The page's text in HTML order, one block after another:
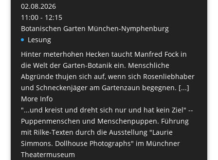
02.08.2026
11:00 - 12:15
Botanischen Garten München-Nymphenburg
Lesung
Hinter meterhohen Hecken taucht Manfred Fock in
die Welt der Garten-Botanik ein. Menschliche
Abgründe thujen sich auf, wenn sich Rosenliebhaber
und Schneckenjäger am Gartenzaun begegnen. [...]
More Info
"...und kreist und dreht sich nur und hat kein Ziel" --
Puppenmenschen und Menschenpuppen. Führung
mit Rilke-Texten durch die Ausstellung "Laurie
Simmons. Dollhouse Photographs" im Münchner
Theatermuseum